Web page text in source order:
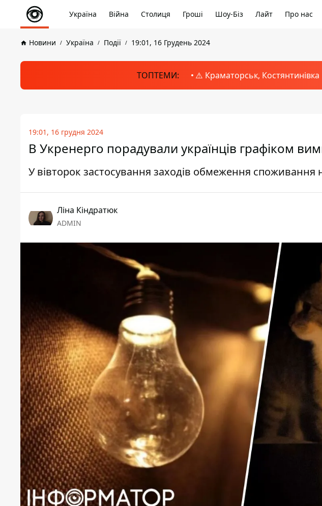
Україна Війна Столиця Гроші Шоу-Біз Лайт Про нас
Новини Україна Події 19:01, 16 Грудень 2024
ТОПТЕМИ: ⚠️ Краматорськ, Костянтинівка
19:01, 16 грудня 2024
В Укренерго порадували українців графіком
У вівторок застосування заходів обмеження споживання
Ліна Кіндратюк
ADMIN